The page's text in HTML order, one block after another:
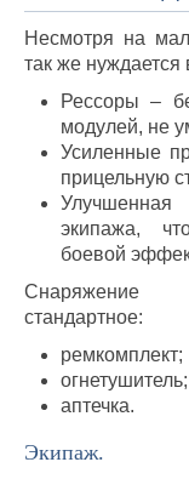
Несмотря на
так же
Рессоры –
модулей, не
Усиленные
прицельную
экипажа,
боевой
Снаряжение
стандартное:
ремкомплект;
огнетушитель;
аптечка.
Экипаж.